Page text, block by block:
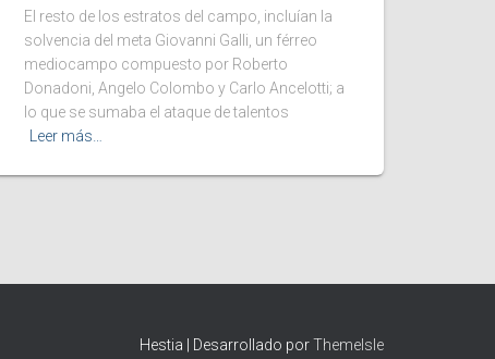
El resto de los estratos del campo, incluían la
solvencia del meta Giovanni Galli, un férreo
mediocampo compuesto por Roberto
Donadoni, Angelo Colombo y Carlo Ancelotti; a
lo que se sumaba el ataque de talentos
Leer más…
Hestia | Desarrollado porThemeIsle